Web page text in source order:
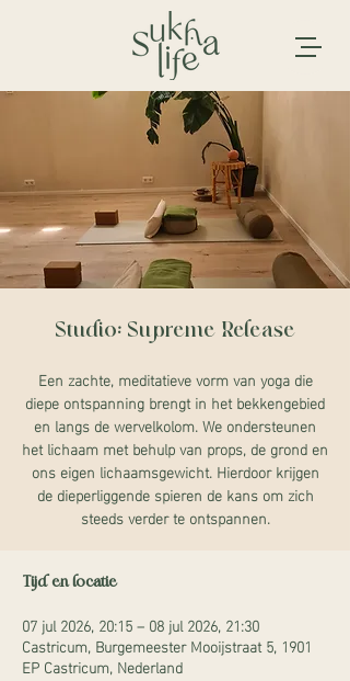
Studio: Supreme Release
Een zachte, meditatieve vorm van yoga die
diepe ontspanning brengt in het bekkengebied
en langs de wervelkolom. We ondersteunen
het lichaam met behulp van props, de grond en
ons eigen lichaamsgewicht. Hierdoor krijgen
de dieperliggende spieren de kans om zich
steeds verder te ontspannen.
Tijd en locatie
07 jul 2026, 20:15 – 08 jul 2026, 21:30
Castricum, Burgemeester Mooijstraat 5, 1901
EP Castricum, Nederland